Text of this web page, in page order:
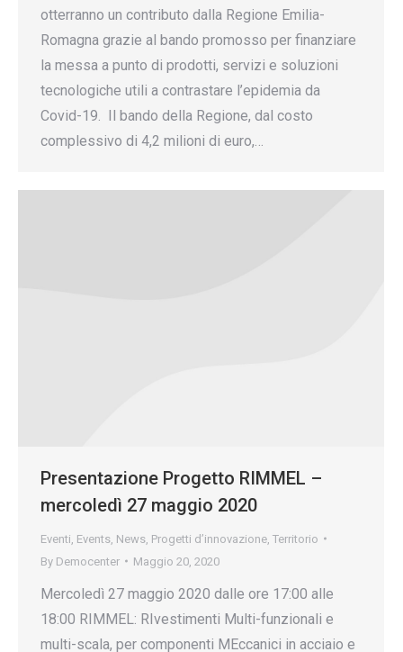
otterranno un contributo dalla Regione Emilia-
Romagna grazie al bando promosso per finanziare
la messa a punto di prodotti, servizi e soluzioni
tecnologiche utili a contrastare l’epidemia da
Covid-19. Il bando della Regione, dal costo
complessivo di 4,2 milioni di euro,…
Presentazione Progetto RIMMEL –
mercoledì 27 maggio 2020
Eventi Events News Progetti d’innovazione Territorio
By Democenter Maggio 20, 2020
Mercoledì 27 maggio 2020 dalle ore 17:00 alle
18:00 RIMMEL: RIvestimenti Multi-funzionali e
multi-scala, per componenti MEccanici in acciaio e